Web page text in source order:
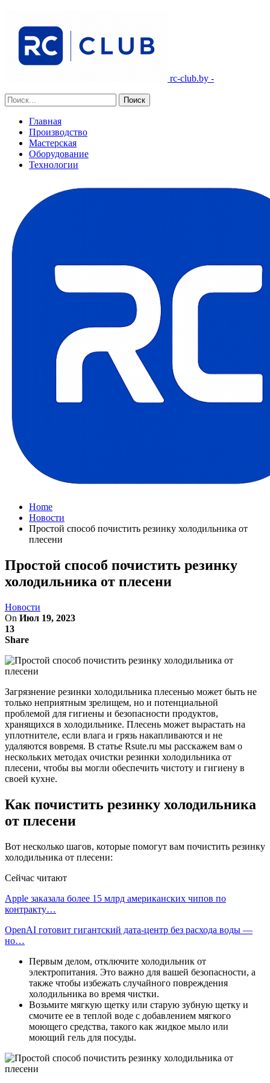
rc-club.by -
Главная
Производство
Мастерская
Оборудование
Технологии
Home
Новости
Простой способ почистить резинку холодильника от
плесени
Простой способ почистить резинку
холодильника от плесени
Новости
On Июл 19, 2023
13
Share
Загрязнение резинки холодильника плесенью может быть не
только неприятным зрелищем, но и потенциальной
проблемой для гигиены и безопасности продуктов,
хранящихся в холодильнике. Плесень может вырастать на
уплотнителе, если влага и грязь накапливаются и не
удаляются вовремя. В статье Rsute.ru мы расскажем вам о
нескольких методах очистки резинки холодильника от
плесени, чтобы вы могли обеспечить чистоту и гигиену в
своей кухне.
Как почистить резинку холодильника
от плесени
Вот несколько шагов, которые помогут вам почистить резинку
холодильника от плесени:
Сейчас читают
Apple заказала более 15 млрд американских чипов по
контракту…
OpenAI готовит гигантский дата-центр без расхода воды —
но…
Первым делом, отключите холодильник от
электропитания. Это важно для вашей безопасности, а
также чтобы избежать случайного повреждения
холодильника во время чистки.
Возьмите мягкую щетку или старую зубную щетку и
смочите ее в теплой воде с добавлением мягкого
моющего средства, такого как жидкое мыло или
моющий гель для посуды.